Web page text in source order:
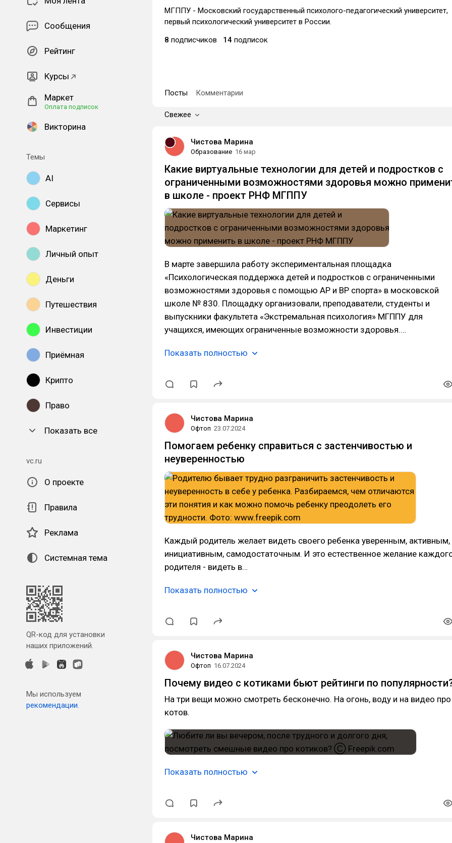
Сообщения
Рейтинг
Курсы
Маркет
Оплата подписок
Викторина
Темы
AI
Сервисы
Маркетинг
Личный опыт
Деньги
Путешествия
Инвестиции
Приёмная
Крипто
Право
Показать все
vc.ru
О проекте
Правила
Реклама
Системная тема
QR-код для установки
наших приложений.
Мы используем
рекомендации.
МГППУ - Московский государственный психолого-педагогический университет,
первый психологический университет в России.
8 подписчиков 14 подписок
Посты Комментарии
Свежее
Чистова Марина
Образование 16 мар
Какие виртуальные технологии для детей и подростков с
ограниченными возможностями здоровья можно
в школе - проект РНФ МГППУ
В марте завершила работу экспериментальная площадка
«Психологическая поддержка детей и подростков с ограниченными
возможностями здоровья с помощью АР и ВР спорта» в московской
школе № 830. Площадку организовали, преподаватели, студенты и
выпускники факультета «Экстремальная психология» МГППУ для
учащихся, имеющих ограниченные возможности здоровья.…
Показать полностью
Чистова Марина
Офтоп 23.07.2024
Помогаем ребенку справиться с застенчивостью и
неуверенностью
Каждый родитель желает видеть своего ребенка уверенным, активным,
инициативным, самодостаточным. И это естественное желание
родителя - видеть в…
Показать полностью
Чистова Марина
Офтоп 16.07.2024
Почему видео с котиками бьют рейтинги по
На три вещи можно смотреть бесконечно. На огонь, воду и на видео про
котов.
Показать полностью
Чистова Марина